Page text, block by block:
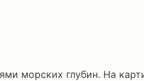
морских глубин. На